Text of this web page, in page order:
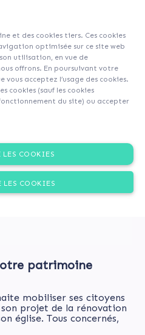
et des cookies tiers. Ces cookies
optimisée sur ce site web
utilisation, en vue de
offrons. En poursuivant votre
acceptez l’usage des cookies.
cookies (sauf les cookies
du site) ou accepter
LES COOKIES
LES COOKIES
patrimoine
mobiliser ses citoyens
projet de la rénovation
église. Tous concernés,